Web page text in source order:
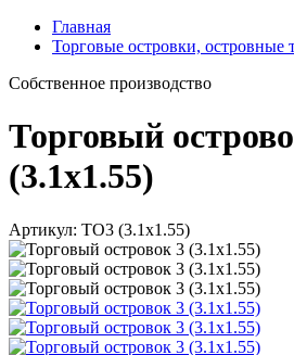
Главная
Торговые островки, островные
Cобственное производство
Торговый
(3.1х1.55)
Артикул: TO3 (3.1х1.55)